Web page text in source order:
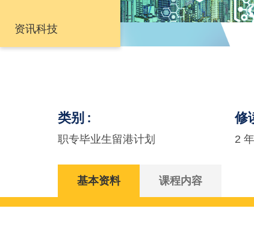
资讯科技
类别
职专毕业生留港计划
修
2 年
基本资料 课程内容